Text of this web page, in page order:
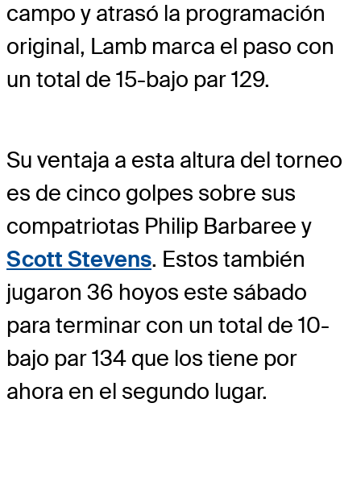
campo y atrasó la programación
original, Lamb marca el paso con
un total de 15-bajo par 129.
Su ventaja a esta altura del torneo
es de cinco golpes sobre sus
compatriotas Philip Barbaree y
Scott Stevens. Estos también
jugaron 36 hoyos este sábado
para terminar con un total de 10-
bajo par 134 que los tiene por
ahora en el segundo lugar.